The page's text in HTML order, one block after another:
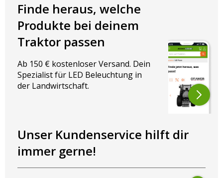
Finde heraus, welche
Produkte bei deinem
Traktor passen
Ab 150 € kostenloser Versand. Dein
Spezialist für LED Beleuchtung in
der Landwirtschaft.
Unser Kundenservice hilft dir
immer gerne!